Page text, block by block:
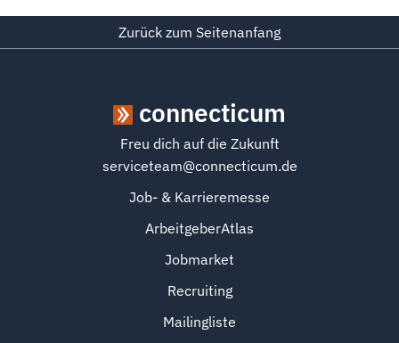
Zurück zum Seitenanfang
connecticum
Freu dich auf die Zukunft
serviceteam@connecticum.de
Job- & Karrieremesse
ArbeitgeberAtlas
Jobmarket
Recruiting
Mailingliste